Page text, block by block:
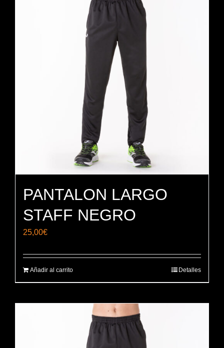
PANTALON LARGO
STAFF NEGRO
25,00€
Añadir al carrito Detalles